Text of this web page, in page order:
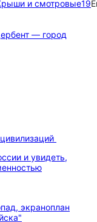
и смотровые19
и увидеть,